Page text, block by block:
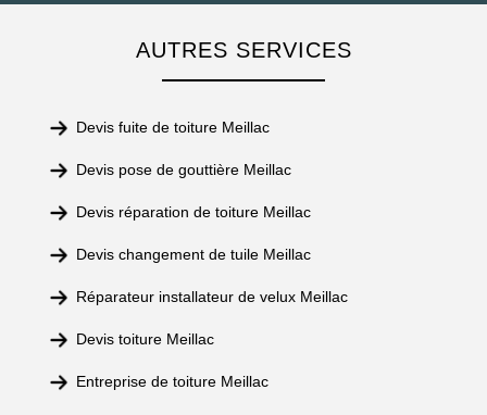
AUTRES SERVICES
Devis fuite de toiture Meillac
Devis pose de gouttière Meillac
Devis réparation de toiture Meillac
Devis changement de tuile Meillac
Réparateur installateur de velux Meillac
Devis toiture Meillac
Entreprise de toiture Meillac